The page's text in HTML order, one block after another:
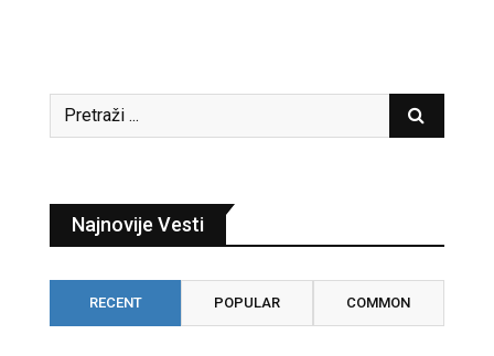
Najnovije Vesti
RECENT POPULAR COMMON